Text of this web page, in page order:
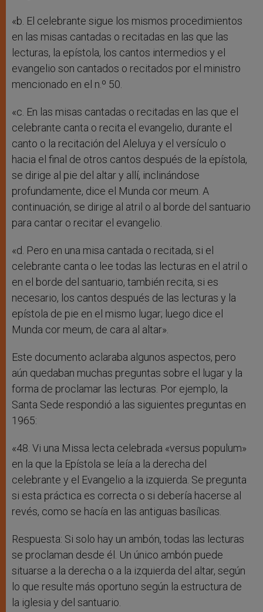
«b. El celebrante sigue los mismos procedimientos
en las misas cantadas o recitadas en las que las
lecturas, la epístola, los cantos intermedios y el
evangelio son cantados o recitados por el ministro
mencionado en el n.º 50.
«c. En las misas cantadas o recitadas en las que el
celebrante canta o recita el evangelio, durante el
canto o la recitación del Aleluya y el versículo o
hacia el final de otros cantos después de la epístola,
se dirige al pie del altar y allí, inclinándose
profundamente, dice el Munda cor meum. A
continuación, se dirige al atril o al borde del santuario
para cantar o recitar el evangelio.
«d. Pero en una misa cantada o recitada, si el
celebrante canta o lee todas las lecturas en el atril o
en el borde del santuario, también recita, si es
necesario, los cantos después de las lecturas y la
epístola de pie en el mismo lugar; luego dice el
Munda cor meum, de cara al altar».
Este documento aclaraba algunos aspectos, pero
aún quedaban muchas preguntas sobre el lugar y la
forma de proclamar las lecturas. Por ejemplo, la
Santa Sede respondió a las siguientes preguntas en
1965:
«48. Vi una Missa lecta celebrada «versus populum»
en la que la Epístola se leía a la derecha del
celebrante y el Evangelio a la izquierda. Se pregunta
si esta práctica es correcta o si debería hacerse al
revés, como se hacía en las antiguas basílicas.
Respuesta: Si solo hay un ambón, todas las lecturas
se proclaman desde él. Un único ambón puede
situarse a la derecha o a la izquierda del altar, según
lo que resulte más oportuno según la estructura de
la iglesia y del santuario.